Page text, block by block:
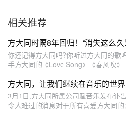
相关推荐
方大同时隔8年回归！“消失这么
你还记得方大同吗?你听过方大同的歌
手方大同的《Love Song》《春风吹》
方大同，让我们继续在音乐的世
3月1日,方大同所属公司赋音乐发布讣
令人难过的消息对于所有喜爱方大同